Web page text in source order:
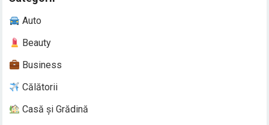
Auto
Beauty
Business
Călătorii
Casă și Grădină